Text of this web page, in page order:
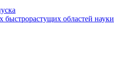
быстрорастущих областей науки